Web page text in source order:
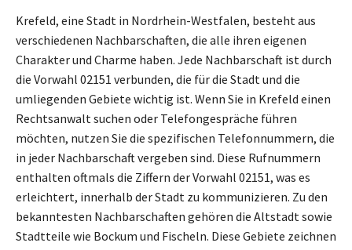
Krefeld, eine Stadt in Nordrhein-Westfalen, besteht aus
verschiedenen Nachbarschaften, die alle ihren eigenen
Charakter und Charme haben. Jede Nachbarschaft ist durch
die Vorwahl 02151 verbunden, die für die Stadt und die
umliegenden Gebiete wichtig ist. Wenn Sie in Krefeld einen
Rechtsanwalt suchen oder Telefongespräche führen
möchten, nutzen Sie die spezifischen Telefonnummern, die
in jeder Nachbarschaft vergeben sind. Diese Rufnummern
enthalten oftmals die Ziffern der Vorwahl 02151, was es
erleichtert, innerhalb der Stadt zu kommunizieren. Zu den
bekanntesten Nachbarschaften gehören die Altstadt sowie
Stadtteile wie Bockum und Fischeln. Diese Gebiete zeichnen